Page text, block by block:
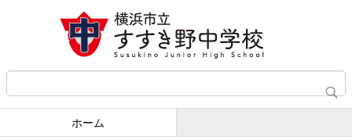
ホーム